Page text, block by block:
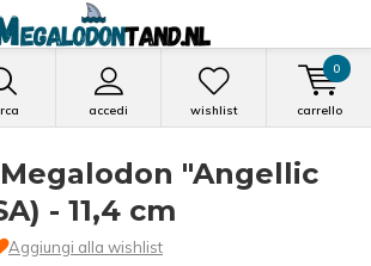
accedi wishlist carrello
0
"Angellic
- 11,4 cm
Aggiungi alla wishlist